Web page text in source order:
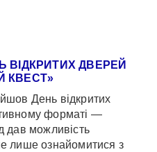
ВІДКРИТИХ ДВЕРЕЙ
КВЕСТ»
День відкритих
форматі —
дав можливість
лише ознайомитися з